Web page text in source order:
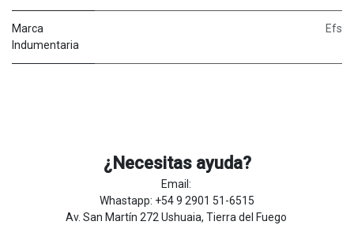
Marca
Indumentaria
Efs
¿Necesitas ayuda?
Email:
Whastapp: +54 9 2901 51-6515
Av. San Martín 272 Ushuaia, Tierra del Fuego